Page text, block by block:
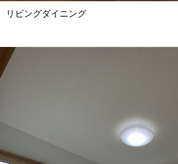
リビングダイニング